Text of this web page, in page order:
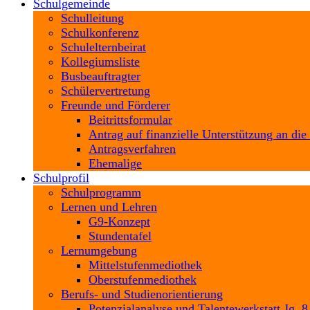
Schulgemeinde
Schulleitung
Schulkonferenz
Schulelternbeirat
Kollegiumsliste
Busbeauftragter
Schülervertretung
Freunde und Förderer
Beitrittsformular
Antrag auf finanzielle Unterstützung an die
Antragsverfahren
Ehemalige
Schulprofil
Schulprogramm
Lernen und Lehren
G9-Konzept
Stundentafel
Lernumgebung
Mittelstufenmediothek
Oberstufenmediothek
Berufs- und Studienorientierung